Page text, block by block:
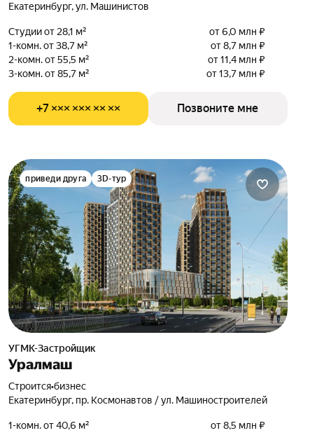
Екатеринбург, ул. Машинистов
Студии от 28,1 м²
от 6,0 млн ₽
1-комн. от 38,7 м²
от 8,7 млн ₽
2-комн. от 55,5 м²
от 11,4 млн ₽
3-комн. от 85,7 м²
от 13,7 млн ₽
+7 ××× ××× ×× ×× Позвоните мне
приведи друга 3D-тур
УГМК-Застройщик
Уралмаш
Строится•бизнес
Екатеринбург, пр. Космонавтов / ул. Машиностроителей
1-комн. от 40,6 м²
от 8,5 млн ₽